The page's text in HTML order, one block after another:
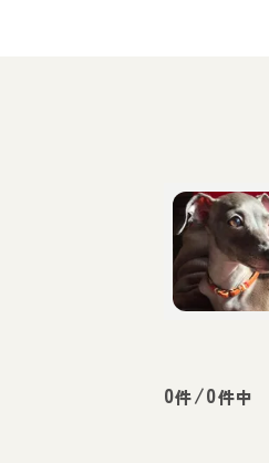
0件/0件中